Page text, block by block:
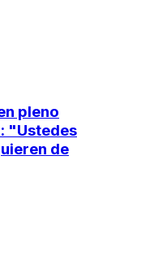
pleno
"Ustedes
de